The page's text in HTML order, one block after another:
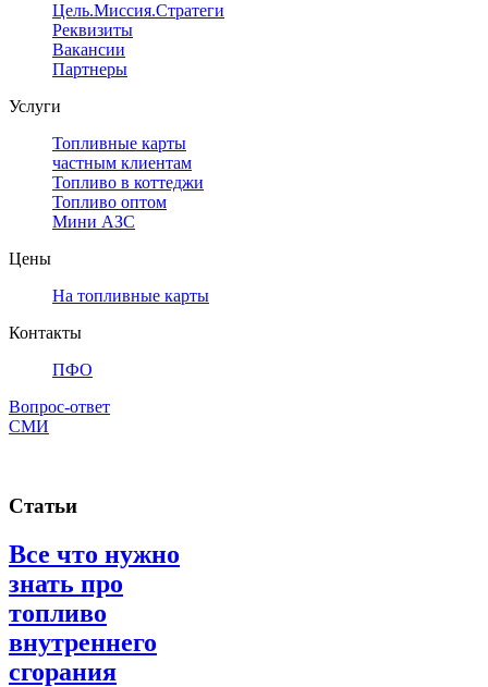
Цель.Миссия.Стратегия.
Реквизиты
Вакансии
Партнеры
Услуги
Топливные карты
частным клиентам
Топливо в коттеджи
Топливо оптом
Мини АЗС
Цены
На топливные карты
Контакты
ПФО
Вопрос-ответ
СМИ
Статьи
Все что нужно
знать про
топливо
внутреннего
сгорания